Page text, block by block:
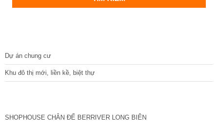
Dự án chung cư
Khu đô thị mới, liền kề, biệt thự
SHOPHOUSE CHÂN ĐẾ BERRIVER LONG BIÊN